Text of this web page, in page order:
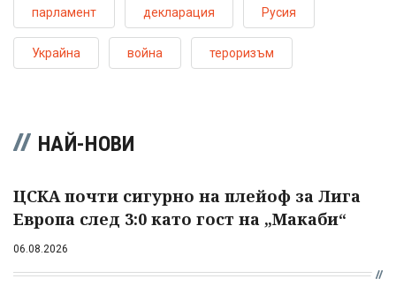
парламент декларация Русия
Украйна война тероризъм
НАЙ-НОВИ
ЦСКА почти сигурно на плейоф за Лига
Европа след 3:0 като гост на „Макаби“
06.08.2026